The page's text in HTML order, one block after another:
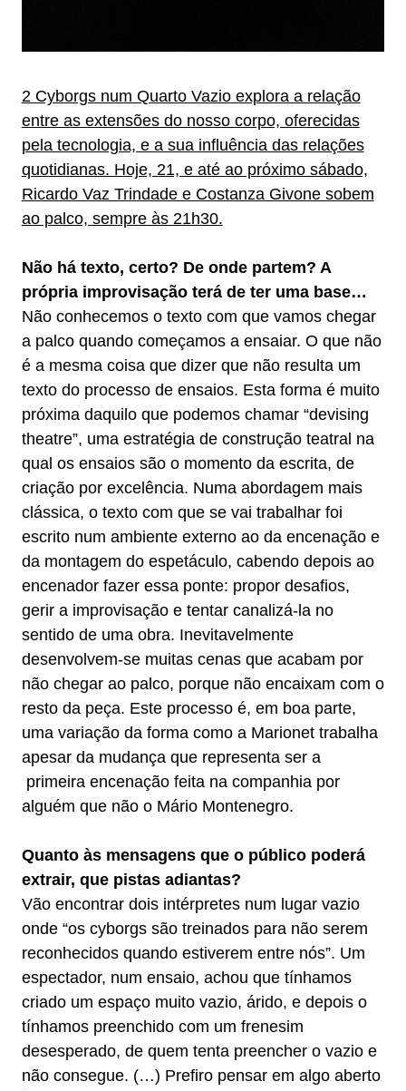
2 Cyborgs num Quarto Vazio explora a relação
entre as extensões do nosso corpo, oferecidas
pela tecnologia, e a sua influência das relações
quotidianas. Hoje, 21, e até ao próximo sábado,
Ricardo Vaz Trindade e Costanza Givone sobem
ao palco, sempre às 21h30.
Não há texto, certo? De onde partem? A
própria improvisação terá de ter uma base…
Não conhecemos o texto com que vamos chegar
a palco quando começamos a ensaiar. O que não
é a mesma coisa que dizer que não resulta um
texto do processo de ensaios. Esta forma é muito
próxima daquilo que podemos chamar “devising
theatre”, uma estratégia de construção teatral na
qual os ensaios são o momento da escrita, de
criação por excelência. Numa abordagem mais
clássica, o texto com que se vai trabalhar foi
escrito num ambiente externo ao da encenação e
da montagem do espetáculo, cabendo depois ao
encenador fazer essa ponte: propor desafios,
gerir a improvisação e tentar canalizá-la no
sentido de uma obra. Inevitavelmente
desenvolvem-se muitas cenas que acabam por
não chegar ao palco, porque não encaixam com o
resto da peça. Este processo é, em boa parte,
uma variação da forma como a Marionet trabalha
apesar da mudança que representa ser a
primeira encenação feita na companhia por
alguém que não o Mário Montenegro.
Quanto às mensagens que o público poderá
extrair, que pistas adiantas?
Vão encontrar dois intérpretes num lugar vazio
onde “os cyborgs são treinados para não serem
reconhecidos quando estiverem entre nós”. Um
espectador, num ensaio, achou que tínhamos
criado um espaço muito vazio, árido, e depois o
tínhamos preenchido com um frenesim
desesperado, de quem tenta preencher o vazio e
não consegue. (…) Prefiro pensar em algo aberto